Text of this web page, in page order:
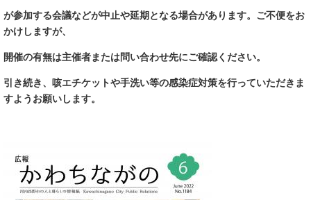
が参加する会議などが中止や延期となる場合があります。ご不便をお
かけしますが、
開催の有無は主催者または問い合わせ先にご確認ください。
引き続き 、咳エチケットや手洗い等の感染症対策を行っていただきま
すようお願いします。